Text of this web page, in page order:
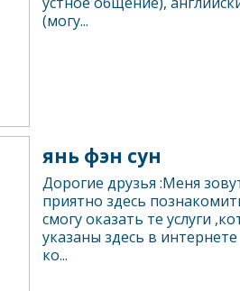
(могу...
янь фэн сун
Дорогие друзья :Меня
приятно здесь
смогу оказать те услуги
указаны здесь в
ко...